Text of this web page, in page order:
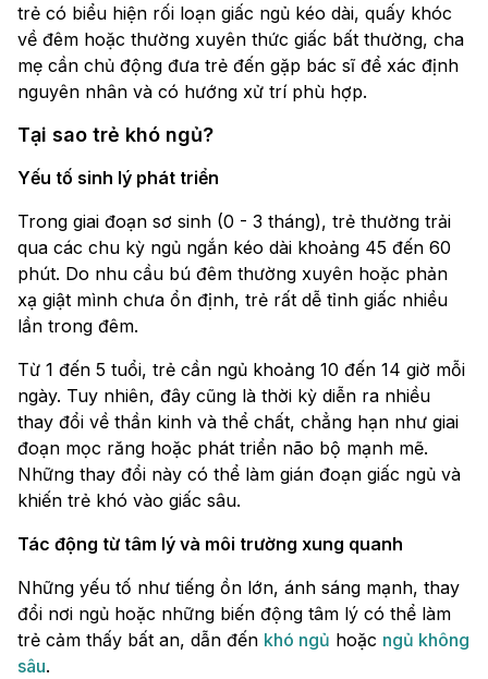
trẻ có biểu hiện rối loạn giấc ngủ kéo dài, quấy khóc
về đêm hoặc thường xuyên thức giấc bất thường, cha
mẹ cần chủ động đưa trẻ đến gặp bác sĩ để xác định
nguyên nhân và có hướng xử trí phù hợp.
Tại sao trẻ khó ngủ?
Yếu tố sinh lý phát triển
Trong giai đoạn sơ sinh (0 - 3 tháng), trẻ thường trải
qua các chu kỳ ngủ ngắn kéo dài khoảng 45 đến 60
phút. Do nhu cầu bú đêm thường xuyên hoặc phản
xạ giật mình chưa ổn định, trẻ rất dễ tỉnh giấc nhiều
lần trong đêm.
Từ 1 đến 5 tuổi, trẻ cần ngủ khoảng 10 đến 14 giờ mỗi
ngày. Tuy nhiên, đây cũng là thời kỳ diễn ra nhiều
thay đổi về thần kinh và thể chất, chẳng hạn như giai
đoạn mọc răng hoặc phát triển não bộ mạnh mẽ.
Những thay đổi này có thể làm gián đoạn giấc ngủ và
khiến trẻ khó vào giấc sâu.
Tác động từ tâm lý và môi trường xung quanh
Những yếu tố như tiếng ồn lớn, ánh sáng mạnh, thay
đổi nơi ngủ hoặc những biến động tâm lý có thể làm
trẻ cảm thấy bất an, dẫn đến khó ngủ hoặc ngủ không
sâu.